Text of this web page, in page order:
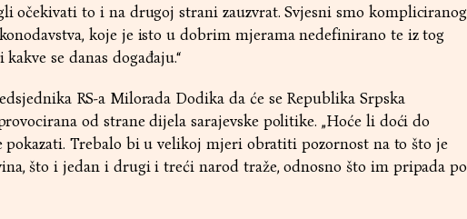
očekivati to i na drugoj strani zauzvrat. Svjesni smo kompliciranog
koje je isto u dobrim mjerama nedefinirano te iz tog
se danas događaju.“
RS-a Milorada Dodika da će se Republika Srpska
od strane dijela sarajevske politike. „Hoće li doći do
Trebalo bi u velikoj mjeri obratiti pozornost na to što je
što i jedan i drugi i treći narod traže, odnosno što im pripada po